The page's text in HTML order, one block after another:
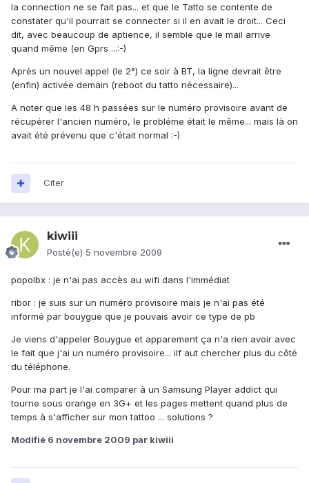
la connection ne se fait pas... et que le Tatto se contente de
constater qu'il pourrait se connecter si il en avait le droit... Ceci
dit, avec beaucoup de aptience, il semble que le mail arrive
quand même (en Gprs ...:-)
Après un nouvel appel (le 2°) ce soir à BT, la ligne devrait être
(enfin) activée demain (reboot du tatto nécessaire)...
A noter que les 48 h passées sur le numéro provisoire avant de
récupérer l'ancien numéro, le probléme était le même... mais là on
avait été prévenu que c'était normal :-)
Citer
kiwiii
Posté(e) 5 novembre 2009
popolbx : je n'ai pas accès au wifi dans l'immédiat
ribor : je suis sur un numéro provisoire mais je n'ai pas été
informé par bouygue que je pouvais avoir ce type de pb
Je viens d'appeler Bouygue et apparement ça n'a rien avoir avec
le fait que j'ai un numéro provisoire... ilf aut chercher plus du côté
du téléphone.
Pour ma part je l'ai comparer à un Samsung Player addict qui
tourne sous orange en 3G+ et les pages mettent quand plus de
temps à s'afficher sur mon tattoo ... solutions ?
Modifié 6 novembre 2009 par kiwiii